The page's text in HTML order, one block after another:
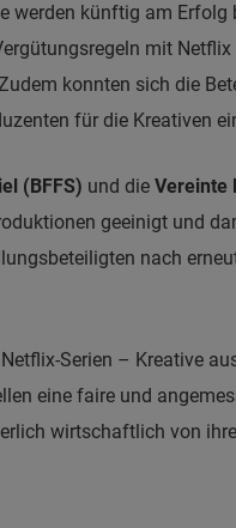
künftig am
mit
konnten sich die
für die Kreativen
(BFFS) und die Vereinte
geeinigt und
nach
Serien – Kreative
eine faire und
wirtschaftlich von